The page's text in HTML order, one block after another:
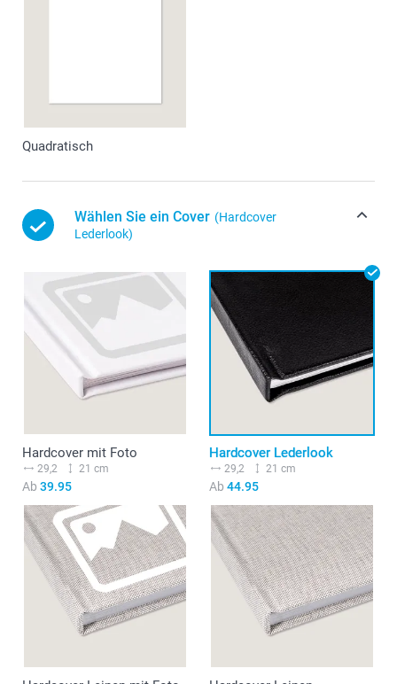
Quadratisch
Wählen Sie ein Cover (Hardcover
Lederlook)
Hardcover mit Foto
29,2 21 cm
Ab 39.95
Hardcover Lederlook
29,2 21 cm
Ab 44.95